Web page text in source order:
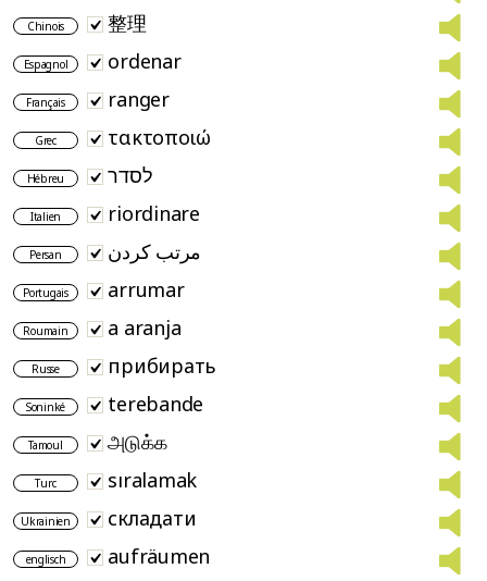
Chinois 整理
Espagnol ordenar
Français ranger
Grec τακτοποιώ
Hébreu לסדר
Italien riordinare
Persan مرتب کردن
Portugais arrumar
Roumain a aranja
Russe прибирать
Soninké terebande
Tamoul அடுக்க​
Turc sıralamak
Ukrainien складати
englisch aufräumen